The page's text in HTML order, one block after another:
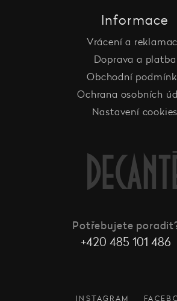
Informace
Vrácení a
Doprava a platba
Obchodní
Ochrana osobních
Nastavení cookies
Potřebujete
+420 485 101 486
INSTAGRAM